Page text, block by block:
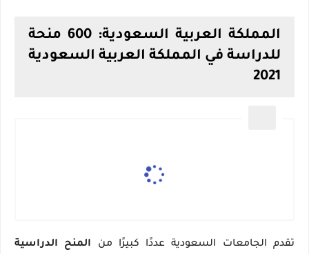
المملكة العربية السعودية: 600 منحة
للدراسة في المملكة العربية السعودية
2021
تقدم الجامعات السعودية عددًا كبيرًا من المنح الدراسية